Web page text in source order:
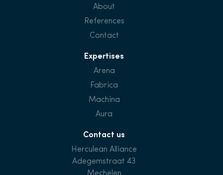
About
References
Contact
Expertises
Arena
Fabrica
Machina
Aura
Contact us
Herculean Alliance
Adegemstraat 43